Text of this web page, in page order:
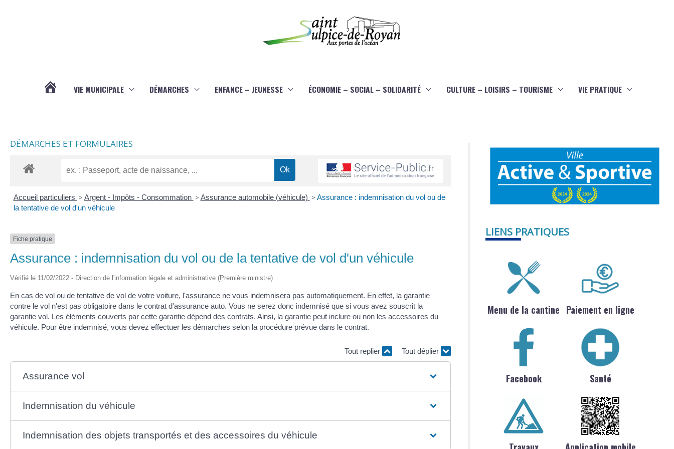
VIE MUNICIPALE DÉMARCHES ENFANCE – JEUNESSE ÉCONOMIE – SOCIAL – SOLIDARITÉ CULTURE – LOISIRS – TOURISME VIE PRATIQUE
DÉMARCHES ET FORMULAIRES
Accueil particuliers > Argent - Impôts - Consommation > Assurance automobile (véhicule) > Assurance : indemnisation du vol ou de
la tentative de vol d'un véhicule
Fiche pratique
Assurance : indemnisation du vol ou de la tentative de vol d'un véhicule
Vérifié le 11/02/2022 - Direction de l'information légale et administrative (Première ministre)
En cas de vol ou de tentative de vol de votre voiture, l'assurance ne vous indemnisera pas automatiquement. En effet, la garantie
contre le vol n'est pas obligatoire dans le contrat d'assurance auto. Vous ne serez donc indemnisé que si vous avez souscrit la
garantie vol. Les éléments couverts par cette garantie dépend des contrats. Ainsi, la garantie peut inclure ou non les accessoires du
véhicule. Pour être indemnisé, vous devez effectuer les démarches selon la procédure prévue dans le contrat.
Tout replier Tout déplier
Assurance vol
Indemnisation du véhicule
Indemnisation des objets transportés et des accessoires du véhicule
LIENS PRATIQUES
Menu de la cantine Paiement en ligne
Facebook Santé